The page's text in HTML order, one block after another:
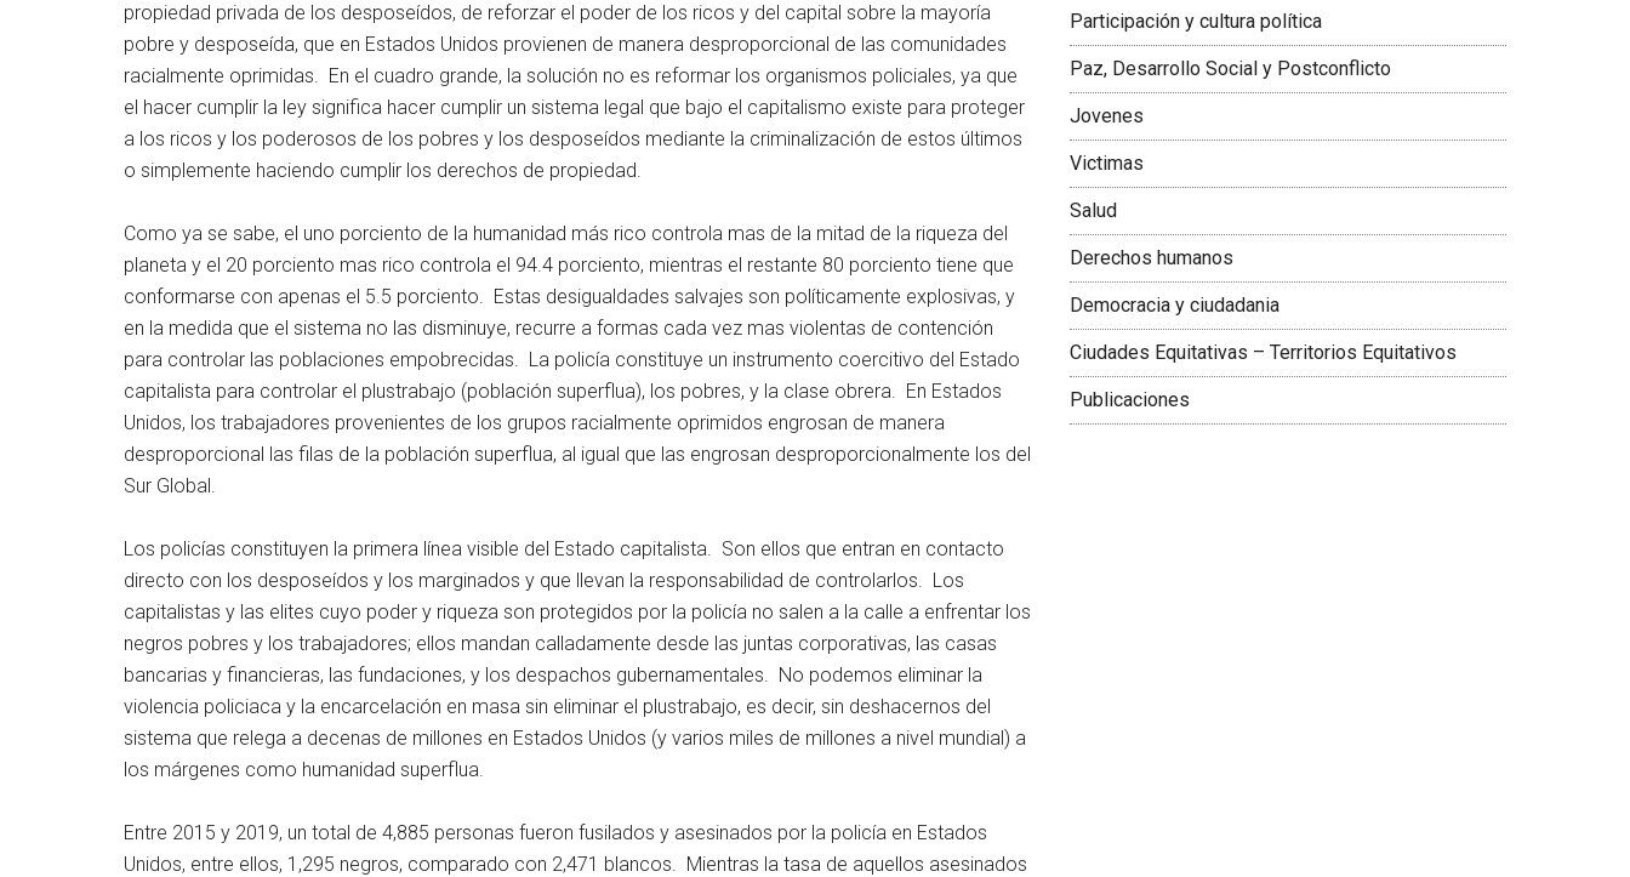
propiedad privada de los desposeídos, de reforzar el poder de los ricos y del capital sobre la mayoría
pobre y desposeída, que en Estados Unidos provienen de manera desproporcional de las comunidades
racialmente oprimidas. En el cuadro grande, la solución no es reformar los organismos policiales, ya que
el hacer cumplir la ley significa hacer cumplir un sistema legal que bajo el capitalismo existe para proteger
a los ricos y los poderosos de los pobres y los desposeídos mediante la criminalización de estos últimos
o simplemente haciendo cumplir los derechos de propiedad.
Como ya se sabe, el uno porciento de la humanidad más rico controla mas de la mitad de la riqueza del
planeta y el 20 porciento mas rico controla el 94.4 porciento, mientras el restante 80 porciento tiene que
conformarse con apenas el 5.5 porciento. Estas desigualdades salvajes son políticamente explosivas, y
en la medida que el sistema no las disminuye, recurre a formas cada vez mas violentas de contención
para controlar las poblaciones empobrecidas. La policía constituye un instrumento coercitivo del Estado
capitalista para controlar el plustrabajo (población superflua), los pobres, y la clase obrera. En Estados
Unidos, los trabajadores provenientes de los grupos racialmente oprimidos engrosan de manera
desproporcional las filas de la población superflua, al igual que las engrosan desproporcionalmente los del
Sur Global.
Los policías constituyen la primera línea visible del Estado capitalista. Son ellos que entran en contacto
directo con los desposeídos y los marginados y que llevan la responsabilidad de controlarlos. Los
capitalistas y las elites cuyo poder y riqueza son protegidos por la policía no salen a la calle a enfrentar los
negros pobres y los trabajadores; ellos mandan calladamente desde las juntas corporativas, las casas
bancarias y financieras, las fundaciones, y los despachos gubernamentales. No podemos eliminar la
violencia policiaca y la encarcelación en masa sin eliminar el plustrabajo, es decir, sin deshacernos del
sistema que relega a decenas de millones en Estados Unidos (y varios miles de millones a nivel mundial) a
los márgenes como humanidad superflua.
Entre 2015 y 2019, un total de 4,885 personas fueron fusilados y asesinados por la policía en Estados
Unidos, entre ellos, 1,295 negros, comparado con 2,471 blancos. Mientras la tasa de aquellos asesinados
Participación y cultura política
Paz, Desarrollo Social y Postconflicto
Jovenes
Victimas
Salud
Derechos humanos
Democracia y ciudadania
Ciudades Equitativas – Territorios Equitativos
Publicaciones